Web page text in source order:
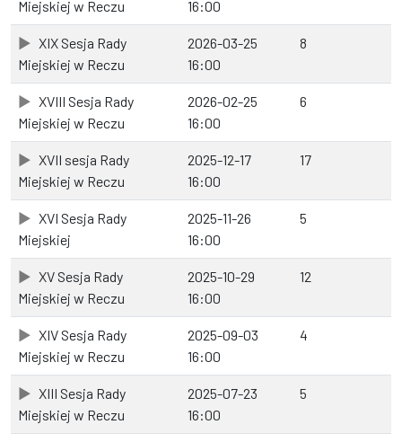
Miejskiej w Reczu
16:00
XIX Sesja Rady
Miejskiej w Reczu
2026-03-25
16:00
8
XVIII Sesja Rady
Miejskiej w Reczu
2026-02-25
16:00
6
XVII sesja Rady
Miejskiej w Reczu
2025-12-17
16:00
17
XVI Sesja Rady
Miejskiej
2025-11-26
16:00
5
XV Sesja Rady
Miejskiej w Reczu
2025-10-29
16:00
12
XIV Sesja Rady
Miejskiej w Reczu
2025-09-03
16:00
4
XIII Sesja Rady
Miejskiej w Reczu
2025-07-23
16:00
5